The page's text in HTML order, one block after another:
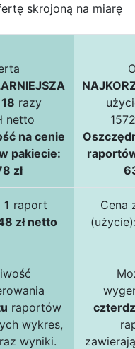
skrojoną na miarę
18 razy
netto
na cenie
pakiecie:
zł
1 raport
zł netto
Cena
raportów
wykres,
wyniki.